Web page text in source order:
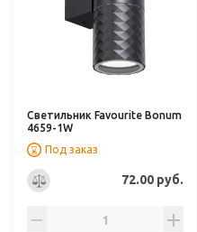
Светильник Favourite Bonum
4659-1W
Под заказ
72.00 руб.